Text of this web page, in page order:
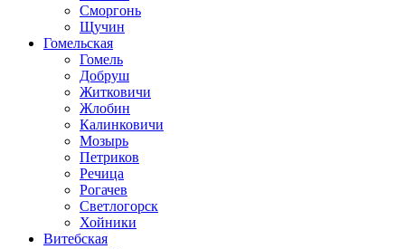
Сморгонь
Щучин
Гомельская
Гомель
Добруш
Житковичи
Жлобин
Калинковичи
Мозырь
Петриков
Речица
Рогачев
Светлогорск
Хойники
Витебская